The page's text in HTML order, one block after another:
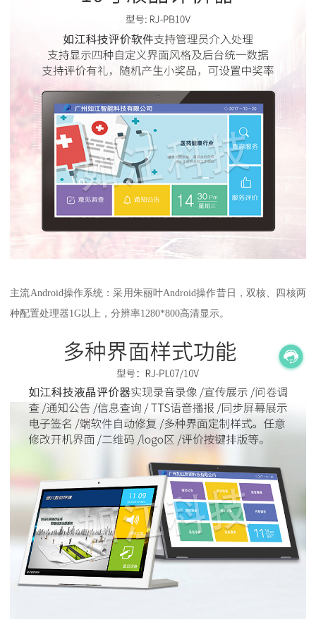
主流Android操作系统：采用朱丽叶Android操作昔日，双核、四核两
种配置处理器1G以上，分辨率1280*800高清显示。